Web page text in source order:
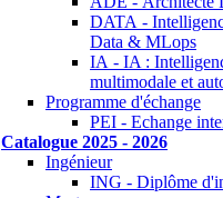
DATA -
Data & MLops
IA - IA :
multimodale et
Programme d'échange
PEI - Echange
Catalogue 2025 - 2026
Ingénieur
ING - Diplôme